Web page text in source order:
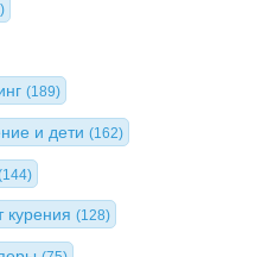
(189)
и дети (162)
курения (128)